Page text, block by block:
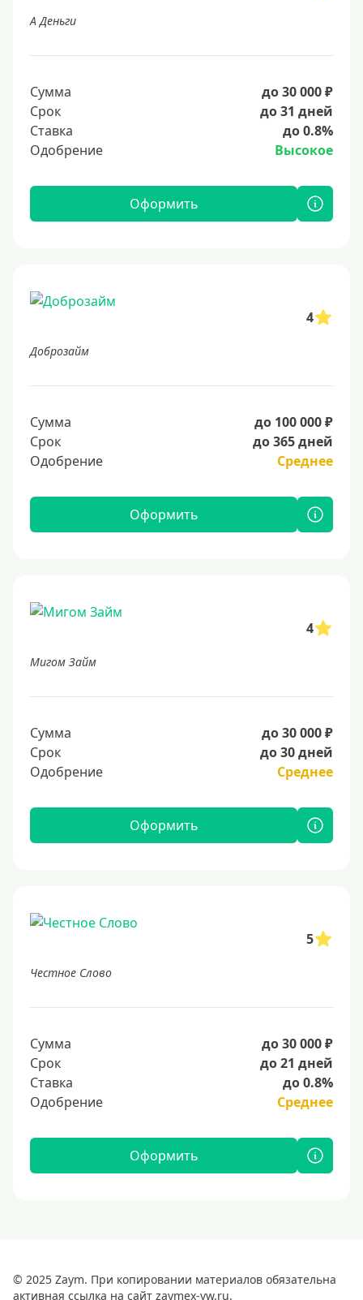
А Деньги
Сумма
до 30 000 ₽
Срок
до 31 дней
Ставка
до 0.8%
Одобрение
Высокое
Оформить
4
Доброзайм
Сумма
до 100 000 ₽
Срок
до 365 дней
Одобрение
Среднее
Оформить
4
Мигом Займ
Сумма
до 30 000 ₽
Срок
до 30 дней
Одобрение
Среднее
Оформить
5
Честное Слово
Сумма
до 30 000 ₽
Срок
до 21 дней
Ставка
до 0.8%
Одобрение
Среднее
Оформить
© 2025 Zaym. При копировании материалов обязательна
активная ссылка на сайт zaymex-vw.ru.